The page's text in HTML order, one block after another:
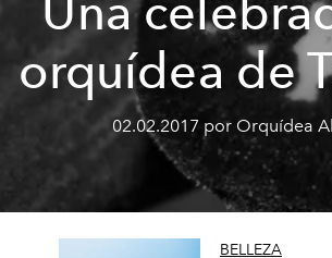
Una
orquídea de
02.02.2017 por Orquídea
BELLEZA